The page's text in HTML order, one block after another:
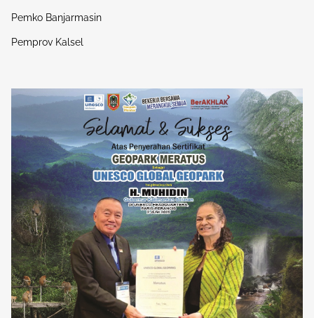
Pemko Banjarmasin
Pemprov Kalsel